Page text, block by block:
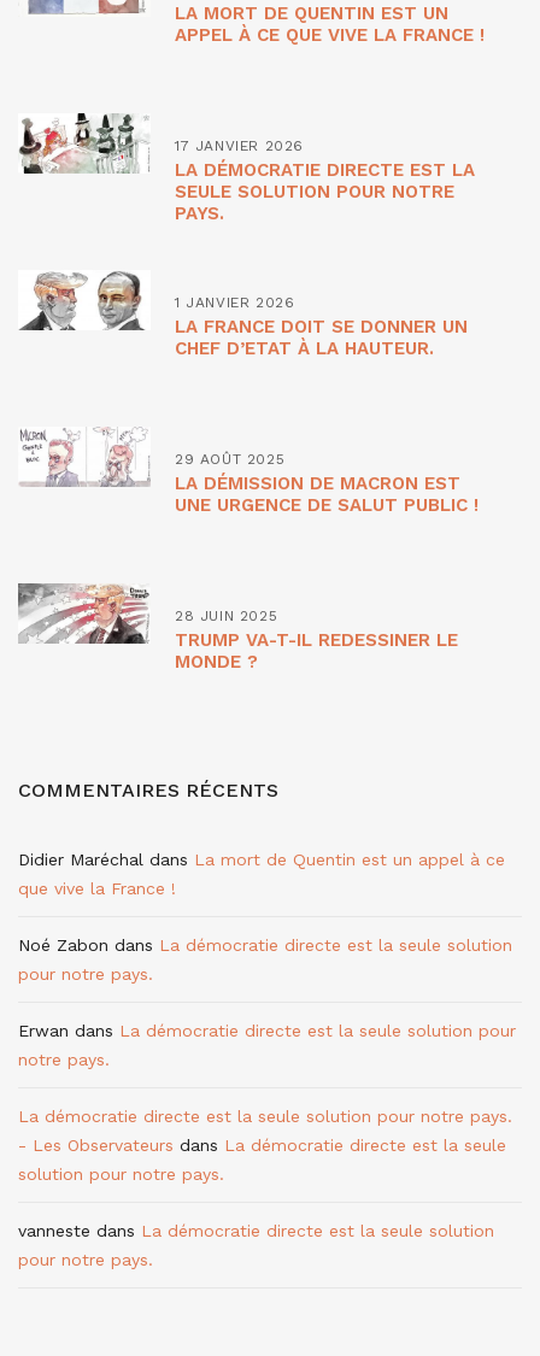
LA MORT DE QUENTIN EST UN
APPEL À CE QUE VIVE LA FRANCE !
17 JANVIER 2026
LA DÉMOCRATIE DIRECTE EST LA
SEULE SOLUTION POUR NOTRE
PAYS.
1 JANVIER 2026
LA FRANCE DOIT SE DONNER UN
CHEF D’ETAT À LA HAUTEUR.
29 AOÛT 2025
LA DÉMISSION DE MACRON EST
UNE URGENCE DE SALUT PUBLIC !
28 JUIN 2025
TRUMP VA-T-IL REDESSINER LE
MONDE ?
COMMENTAIRES RÉCENTS
Didier Maréchal dans La mort de Quentin est un appel à ce
que vive la France !
Noé Zabon dans La démocratie directe est la seule solution
pour notre pays.
Erwan dans La démocratie directe est la seule solution pour
notre pays.
La démocratie directe est la seule solution pour notre pays.
- Les Observateurs dans La démocratie directe est la seule
solution pour notre pays.
vanneste dans La démocratie directe est la seule solution
pour notre pays.